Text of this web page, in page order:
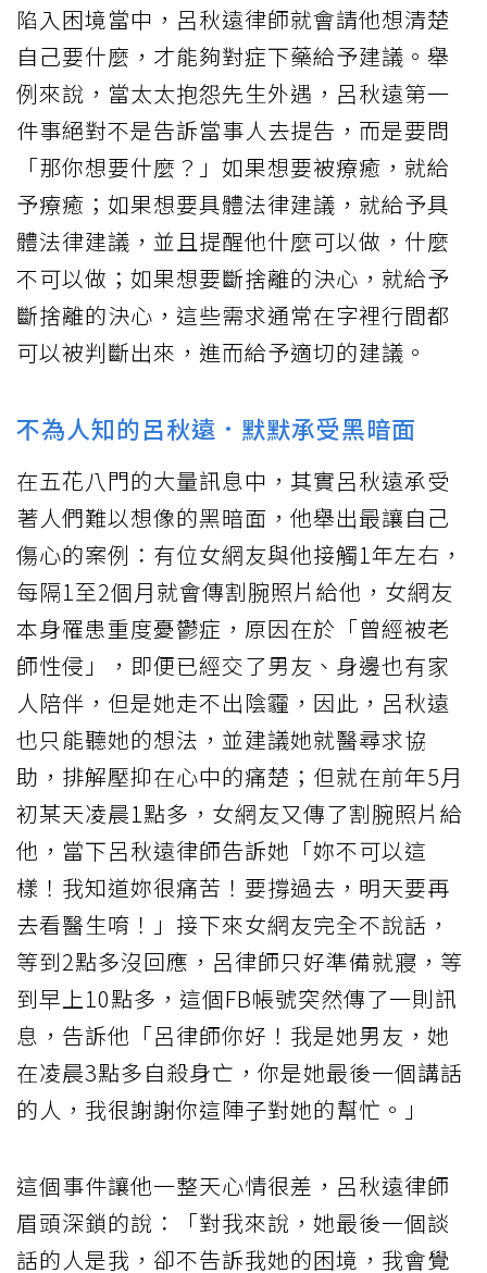
陷入困境當中，呂秋遠律師就會請他想清楚
自己要什麼，才能夠對症下藥給予建議。舉
例來說，當太太抱怨先生外遇，呂秋遠第一
件事絕對不是告訴當事人去提告，而是要問
「那你想要什麼？」如果想要被療癒，就給
予療癒；如果想要具體法律建議，就給予具
體法律建議，並且提醒他什麼可以做，什麼
不可以做；如果想要斷捨離的決心，就給予
斷捨離的決心，這些需求通常在字裡行間都
可以被判斷出來，進而給予適切的建議。
不為人知的呂秋遠．默默承受黑暗面
在五花八門的大量訊息中，其實呂秋遠承受
著人們難以想像的黑暗面，他舉出最讓自己
傷心的案例：有位女網友與他接觸1年左右，
每隔1至2個月就會傳割腕照片給他，女網友
本身罹患重度憂鬱症，原因在於「曾經被老
師性侵」，即便已經交了男友、身邊也有家
人陪伴，但是她走不出陰霾，因此，呂秋遠
也只能聽她的想法，並建議她就醫尋求協
助，排解壓抑在心中的痛楚；但就在前年5月
初某天凌晨1點多，女網友又傳了割腕照片給
他，當下呂秋遠律師告訴她「妳不可以這
樣！我知道妳很痛苦！要撐過去，明天要再
去看醫生唷！」接下來女網友完全不說話，
等到2點多沒回應，呂律師只好準備就寢，等
到早上10點多，這個FB帳號突然傳了一則訊
息，告訴他「呂律師你好！我是她男友，她
在凌晨3點多自殺身亡，你是她最後一個講話
的人，我很謝謝你這陣子對她的幫忙。」
這個事件讓他一整天心情很差，呂秋遠律師
眉頭深鎖的說：「對我來說，她最後一個談
話的人是我，卻不告訴我她的困境，我會覺